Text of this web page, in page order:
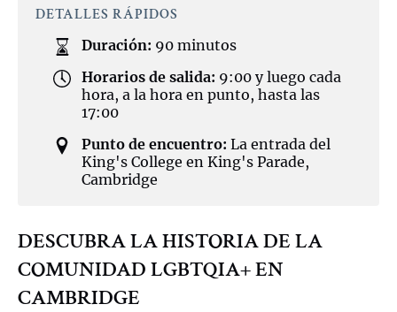
DETALLES RÁPIDOS
Duración: 90 minutos
Horarios de salida: 9:00 y luego cada
hora, a la hora en punto, hasta las
17:00
Punto de encuentro: La entrada del
King's College en King's Parade,
Cambridge
DESCUBRA LA HISTORIA DE LA
COMUNIDAD LGBTQIA+ EN
CAMBRIDGE